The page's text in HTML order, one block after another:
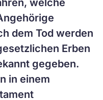
welche
dem Tod werden
Erben
gegeben.
in einem